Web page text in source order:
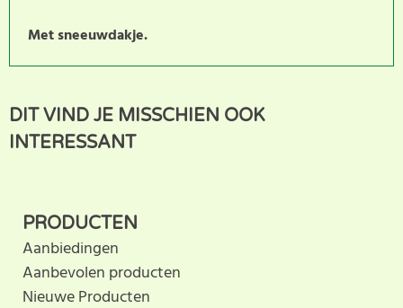
Met sneeuwdakje.
SCHRIJF BEOORDELING
Dit product heeft nog geen
klantbeoordeling. U helpt
anderen met hun keuze door uw ervaring te delen.
DIT VIND JE MISSCHIEN OOK
INTERESSANT
PRODUCTEN
Aanbiedingen
Aanbevolen producten
Nieuwe Producten